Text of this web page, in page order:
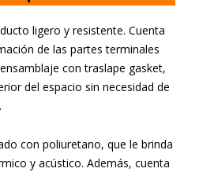
ligero y resistente. Cuenta
de las partes terminales
con traslape gasket,
del espacio sin necesidad de
con poliuretano, que le brinda
y acústico. Además, cuenta